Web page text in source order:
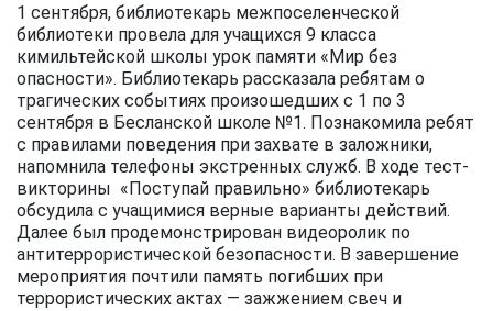
1 сентября, библиотекарь межпоселенческой
библиотеки провела для учащихся 9 класса
кимильтейской школы урок памяти «Мир без
опасности». Библиотекарь рассказала ребятам о
трагических событиях произошедших с 1 по 3
сентября в Бесланской школе №1. Познакомила ребят
с правилами поведения при захвате в заложники,
напомнила телефоны экстренных служб. В ходе тест-
викторины «Поступай правильно» библиотекарь
обсудила с учащимися верные варианты действий.
Далее был продемонстрирован видеоролик по
антитеррористической безопасности. В завершение
мероприятия почтили память погибших при
террористических актах — зажжением свеч и